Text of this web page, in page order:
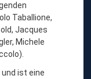
Taballione,
Jacques
Michele
und ist eine